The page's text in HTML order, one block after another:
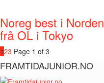
Noreg best i
frå OL i Tokyo
123 Page 1 of 3
FRAMTIDAJUNIOR.NO